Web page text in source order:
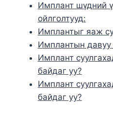
Имплант шүдний
ойлголтууд:
Имплантыг яаж
Имплантын давуу
Имплант
байдаг уу?
Имплант
байдаг уу?